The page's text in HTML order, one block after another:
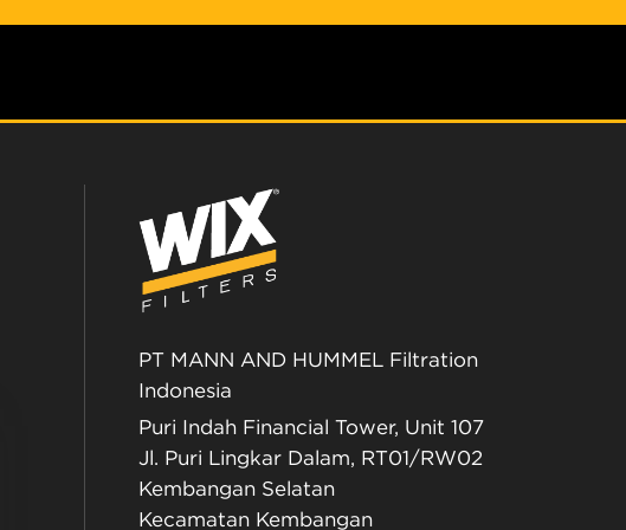
PT MANN AND HUMMEL Filtration
Indonesia
Puri Indah Financial Tower, Unit 107
Jl. Puri Lingkar Dalam, RT01/RW02
Kembangan Selatan
Kecamatan Kembangan